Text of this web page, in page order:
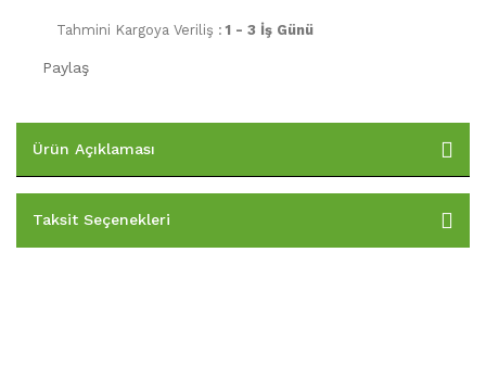
Tahmini Kargoya Veriliş : 1 - 3 İş Günü
Paylaş
Ürün Açıklaması
Taksit Seçenekleri